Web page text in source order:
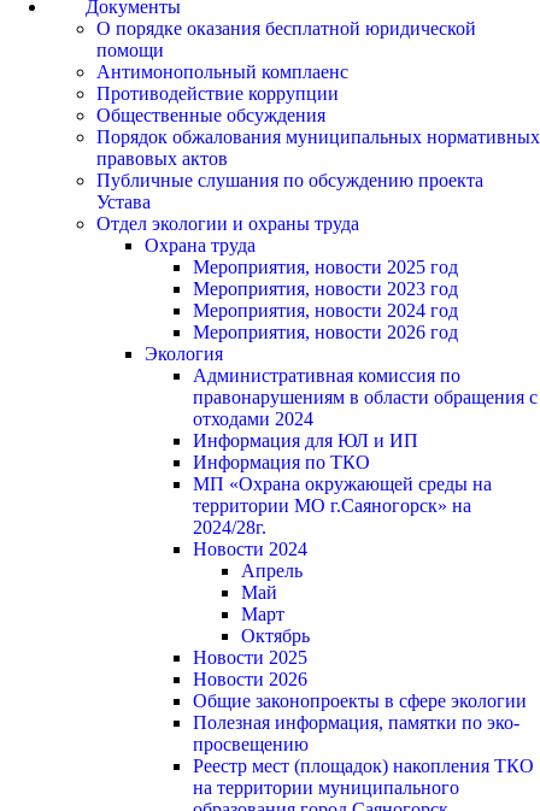
Документы
О порядке оказания бесплатной юридической
помощи
Антимонопольный комплаенс
Противодействие коррупции
Общественные обсуждения
Порядок обжалования муниципальных нормативных
правовых актов
Публичные слушания по обсуждению проекта
Устава
Отдел экологии и охраны труда
Охрана труда
Мероприятия, новости 2025 год
Мероприятия, новости 2023 год
Мероприятия, новости 2024 год
Мероприятия, новости 2026 год
Экология
Административная комиссия по
правонарушениям в области обращения с
отходами 2024
Информация для ЮЛ и ИП
Информация по ТКО
МП «Охрана окружающей среды на
территории МО г.Саяногорск» на
2024/28г.
Новости 2024
Апрель
Май
Март
Октябрь
Новости 2025
Новости 2026
Общие законопроекты в сфере экологии
Полезная информация, памятки по эко-
просвещению
Реестр мест (площадок) накопления ТКО
на территории муниципального